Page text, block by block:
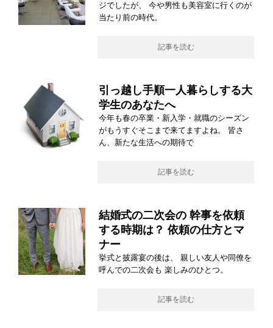
ジでしたが、 今や男性も美容室に行くのが
当たり前の時代。
記事を読む
引っ越し手順一人暮らしする大
学生のあなたへ
今年も春の卒業・新入学・就職のシーズン
がもうすぐそこまで来てますよね。 皆さ
ん、新たな生活への期待で
記事を読む
結婚式の二次会の 幹事を依頼
する時期は？ 依頼の仕方とマ
ナー
挙式と披露宴の後は、 親しい友人や同僚を
呼んでの二次会も 楽しみのひとつ。
記事を読む